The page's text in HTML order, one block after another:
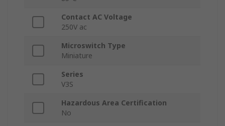
Contact AC Voltage
250V ac
Microswitch Type
Miniature
Series
V3S
Hazardous Area Certification
No